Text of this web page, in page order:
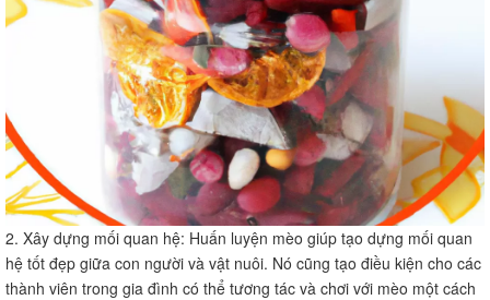
2. Xây dựng mối quan hệ: Huấn luyện mèo giúp tạo dựng mối quan
hệ tốt đẹp giữa con người và vật nuôi. Nó cũng tạo điều kiện cho các
thành viên trong gia đình có thể tương tác và chơi với mèo một cách